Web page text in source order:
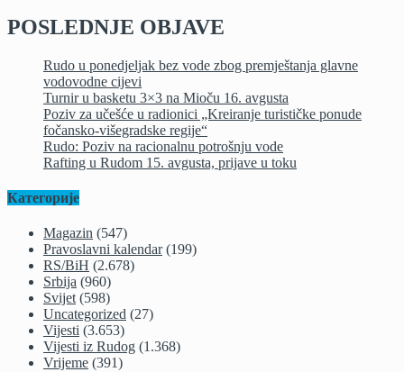
POSLEDNJE OBJAVE
Rudo u ponedjeljak bez vode zbog premještanja glavne
vodovodne cijevi
Turnir u basketu 3×3 na Mioču 16. avgusta
Poziv za učešće u radionici „Kreiranje turističke ponude
fočansko-višegradske regije“
Rudo: Poziv na racionalnu potrošnju vode
Rafting u Rudom 15. avgusta, prijave u toku
Категорије
Magazin (547)
Pravoslavni kalendar(199)
RS/BiH (2.678)
Srbija (960)
Svijet (598)
Uncategorized (27)
Vijesti (3.653)
Vijesti iz Rudog (1.368)
Vrijeme (391)